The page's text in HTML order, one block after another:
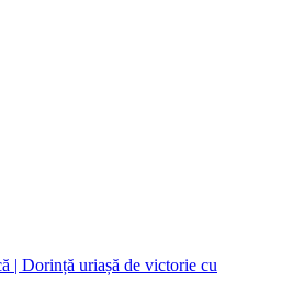
| Dorință uriașă de victorie cu